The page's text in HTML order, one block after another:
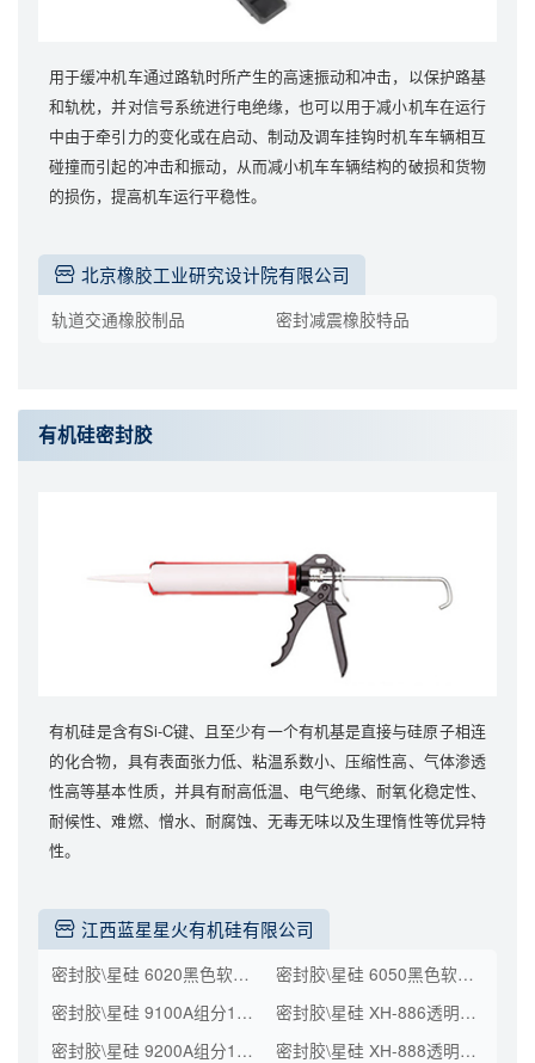
用于缓冲机车通过路轨时所产生的高速振动和冲击，以保护路基
和轨枕，并对信号系统进行电绝缘，也可以用于减小机车在运行
中由于牵引力的变化或在启动、制动及调车挂钩时机车车辆相互
碰撞而引起的冲击和振动，从而减小机车车辆结构的破损和货物
的损伤，提高机车运行平稳性。
北京橡胶工业研究设计院有限公司
轨道交通橡胶制品 密封减震橡胶特品
有机硅密封胶
有机硅是含有Si-C键、且至少有一个有机基是直接与硅原子相连
的化合物，具有表面张力低、粘温系数小、压缩性高、气体渗透
性高等基本性质，并具有耐高低温、电气绝缘、耐氧化稳定性、
耐候性、难燃、憎水、耐腐蚀、无毒无味以及生理惰性等优异特
性。
江西蓝星星火有机硅有限公司
密封胶\星硅 6020黑色软包L500 A0\支装(KG)\0.750
密封胶\星硅 6050黑色软包L500 A0\支装(KG)\0.710
密封胶\星硅 9100A组分190L A0\桶装(kg)\298
密封胶\星硅 XH-886透明硬包 A2\支装(KG)\0.300
密封胶\星硅 9200A组分190L A0\桶装(kg)\275
密封胶\星硅 XH-888透明硬包 A2\支装(KG)\0.300